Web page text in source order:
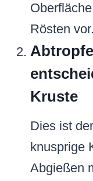
Rösten vor.
Kruste
Dies ist
knusprige
Abgießen